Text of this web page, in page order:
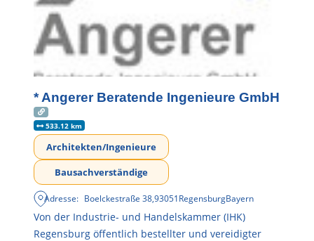
* Angerer Beratende Ingenieure GmbH
533.12 km
Architekten/Ingenieure
Bausachverständige
Adresse: Boelckestraße 38,93051RegensburgBayern
Von der Industrie- und Handelskammer (IHK)
Regensburg öffentlich bestellter und vereidigter